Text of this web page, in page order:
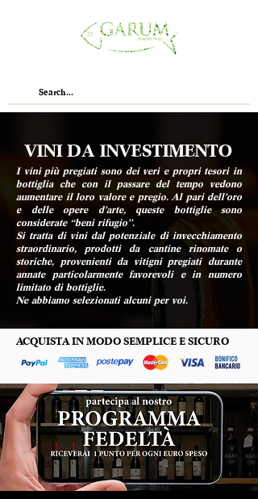
VINI DA INVESTIMENTO
I vini più pregiati sono dei veri e propri tesori in
bottiglia che con il passare del tempo vedono
aumentare il loro valore e pregio. Al pari dell’oro
e delle opere d’arte, queste bottiglie sono
considerate “beni rifugio”.
Si tratta di vini dal potenziale di invecchiamento
straordinario, prodotti da cantine rinomate o
storiche, provenienti da vitigni pregiati durante
annate particolarmente favorevoli e in numero
limitato di bottiglie.
Ne abbiamo selezionati alcuni per voi.
ACQUISTA IN MODO SEMPLICE E SICURO